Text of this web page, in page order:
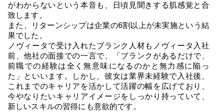
がわからないという本音も、日頃見聞きする肌感覚と合
致します。
また、リターンシップは企業の6割以上が未実施という結
果でした。
ノヴィータで受け入れたブランク人材もノヴィータ入社
前、他社の面接での一言で、「ブランクがあるだけで、
前職での経験は全く無意味になるのかと無力感に陥っ
た」といいます。しかし、彼女は業界未経験で入社後、
これまでのキャリアを活かして活躍の幅を広げており、
今やなりたいキャリアイメージをしっかり持っていて、
新しいスキルの習得にも意欲的です。